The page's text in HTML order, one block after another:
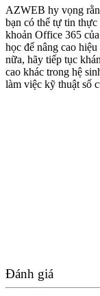
AZWEB hy vọng
bạn có thể tự tin
khoản Office 365
học để nâng cao
nữa, hãy tiếp tục
cao khác trong hệ
làm việc kỹ thuật số
Đánh giá